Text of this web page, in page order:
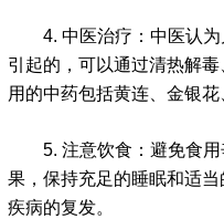
4. 中医治疗：中医认为
引起的，可以通过清热解
用的中药包括黄连、金银花
5. 注意饮食：避免食用
果，保持充足的睡眠和适
疾病的复发。